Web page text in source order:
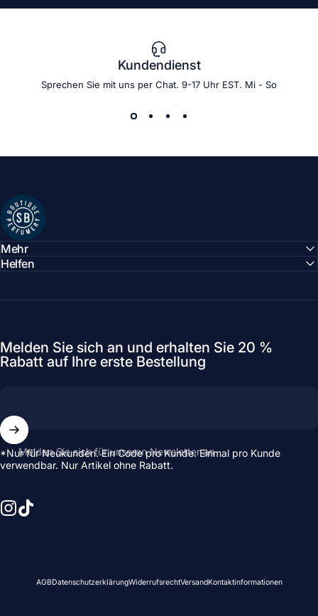
Kundendienst
Sprechen Sie mit uns per Chat. 9-17 Uhr EST. Mi - So
Shay & Blue EU
Mehr
Helfen
Melden Sie sich an und erhalten Sie 20 %
Rabatt auf Ihre erste Bestellung
Melden Sie sich für unseren Newsletter an
*Nur für Neukunden. Ein Code pro Kunde. Einmal pro Kunde
verwendbar. Nur Artikel ohne Rabatt.
AGBDatenschutzerklärungWiderrufsrechtVersandKontaktinformationen